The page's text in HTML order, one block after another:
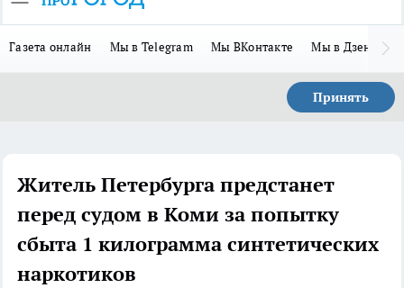
Газета онлайн Мы в Telegram Мы ВКонтакте Мы в Дзене
Принять
Житель Петербурга предстанет
перед судом в Коми за попытку
сбыта 1 килограмма синтетических
наркотиков